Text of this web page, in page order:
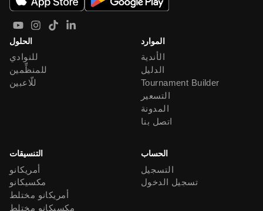
الحلول
للنوادي
للمنظِّمين
للّاعبين
الموارد
الأندية
الدليل
Tournament Builder
التسعير
المدونة
اتصل بنا
التنسيقات
أمريكانو
مكسيكانو
أمريكانو مختلط
مكسيكانو مختلط
الحساب
التسجيل
تسجيل الدخول